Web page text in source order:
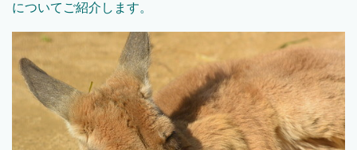
についてご紹介します。